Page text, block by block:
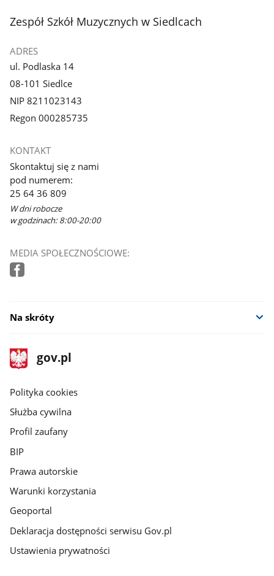
stopka
Zespół Szkół Muzycznych w Siedlcach
ADRES
ul. Podlaska 14
08-101 Siedlce
NIP 8211023143
Regon 000285735
KONTAKT
Skontaktuj się z nami
pod numerem:
25 64 36 809
W dni robocze
w godzinach: 8:00-20:00
MEDIA SPOŁECZNOŚCIOWE:
Na skróty
stopka
gov.pl
Strona
gov.pl
gov.pl
Polityka cookies
Służba cywilna
Profil zaufany
BIP
Prawa autorskie
Warunki korzystania
Geoportal
Deklaracja dostępności serwisu Gov.pl
Ustawienia prywatności